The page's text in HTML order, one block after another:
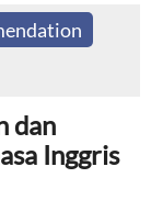
dan
Inggris